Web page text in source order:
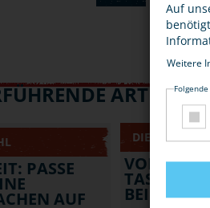
ARTIKEL
PASSE
AUF
DIEBSTAHL
VORSICHT
BEI
Auf
Weitere